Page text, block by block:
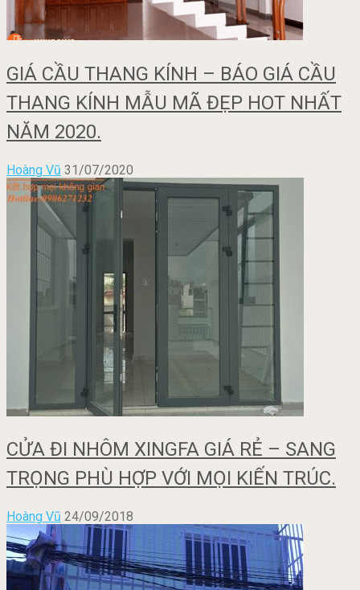
GIÁ CẦU THANG KÍNH – BÁO GIÁ CẦU
THANG KÍNH MẪU MÃ ĐẸP HOT NHẤT
NĂM 2020.
Hoàng Vũ 31/07/2020
CỬA ĐI NHÔM XINGFA GIÁ RẺ – SANG
TRỌNG PHÙ HỢP VỚI MỌI KIẾN TRÚC.
Hoàng Vũ 24/09/2018